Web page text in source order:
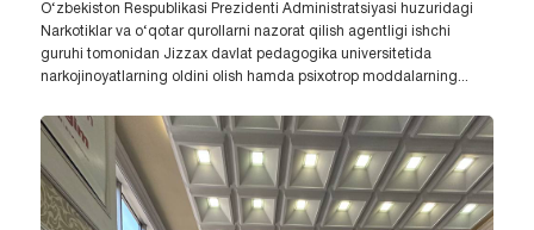
O‘zbekiston Respublikasi Prezidenti Administratsiyasi huzuridagi
Narkotiklar va o‘qotar qurollarni nazorat qilish agentligi ishchi
guruhi tomonidan Jizzax davlat pedagogika universitetida
narkojinoyatlarning oldini olish hamda psixotrop moddalarning...